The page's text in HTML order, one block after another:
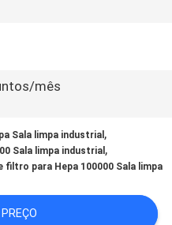
mês
Sala limpa industrial ,
Sala limpa industrial ,
filtro para Hepa 100000 Sala limpa